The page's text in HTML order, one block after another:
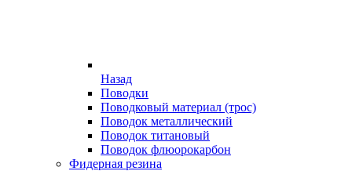
Назад
Поводки
Поводковый материал (трос)
Поводок металлический
Поводок титановый
Поводок флюорокарбон
Фидерная резина